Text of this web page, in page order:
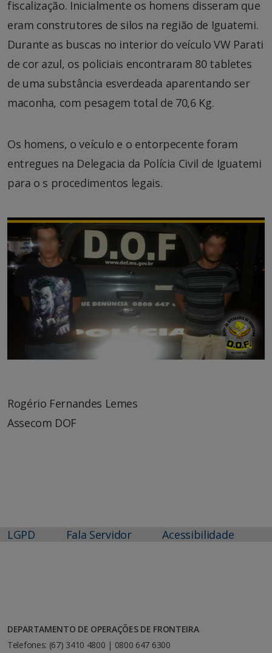
fiscalização. Inicialmente os homens disseram que
eram construtores de silos na região de Iguatemi.
Durante as buscas no interior do veículo VW Parati
de cor azul, os policiais encontraram 80 tabletes
de uma substância esverdeada aparentando ser
maconha, com pesagem total de 70,6 Kg.
Os homens, o veículo e o entorpecente foram
entregues na Delegacia da Polícia Civil de Iguatemi
para o s procedimentos legais.
Rogério Fernandes Lemes
Assecom DOF
LGPD Fala Servidor Acessibilidade
DEPARTAMENTO DE OPERAÇÕES DE FRONTEIRA
Telefones: (67) 3410 4800 | 0800 647 6300